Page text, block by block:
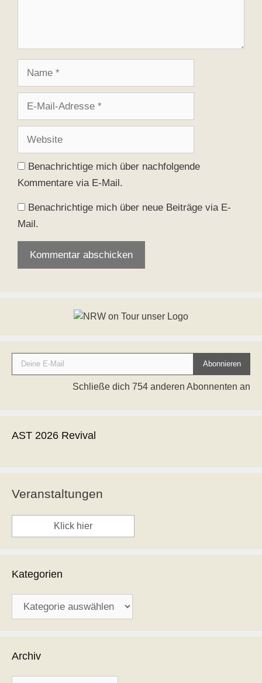
Adresse
Benachrichtige mich über nachfolgende
Kommentare via E-Mail.
Benachrichtige mich über neue Beiträge via E-
Mail.
Deine E-Mail
Abonnieren
Schließe dich 754 anderen Abonnenten an
AST 2026 Revival
Veranstaltungen
Klick hier
Kategorien
Archiv